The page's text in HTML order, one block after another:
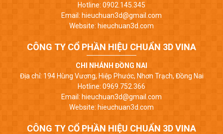
Hotline: 0902.145.345
Email: hieuchuan3d@gmail.com
Website: hieuchuan3d.com
CÔNG TY CỔ PHẦN HIỆU CHUẨN 3D VINA
CHI NHÁNH ĐỒNG NAI
Địa chỉ: 194 Hùng Vương, Hiệp Phước, Nhơn Trạch, Đồng Nai
Hotline: 0969.752.366
Email: hieuchuan3d@gmail.com
Website: hieuchuan3d.com
CÔNG TY CỔ PHẦN HIỆU CHUẨN 3D VINA